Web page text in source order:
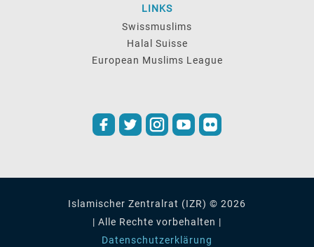
LINKS
Swissmuslims
Halal Suisse
European Muslims League
Islamischer Zentralrat (IZR) © 2026
| Alle Rechte vorbehalten |
Datenschutzerklärung